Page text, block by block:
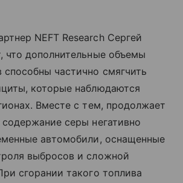
NEFT Research Сергей
что дополнительные объемы
способны частично смягчить
которые наблюдаются
Вместе с тем, продолжает
серы негативно
автомобили, оснащенные
выбросов и сложной
сгорании такого топлива